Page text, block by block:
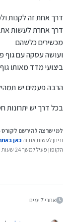
דרך אחת זה לקנות
דרך אחרת לעשות
מכשירים כלשהם
ועושה עסקה עם גוף
ביצועי מדד מאותו גוף
הרבה פעמים יש
בכל דרך יש יתרונות
למי שרצה להירשם
וניתן לעשות את זה כאן
הקופון פעיל למשך 24 שעות
אחרי 7 ימים